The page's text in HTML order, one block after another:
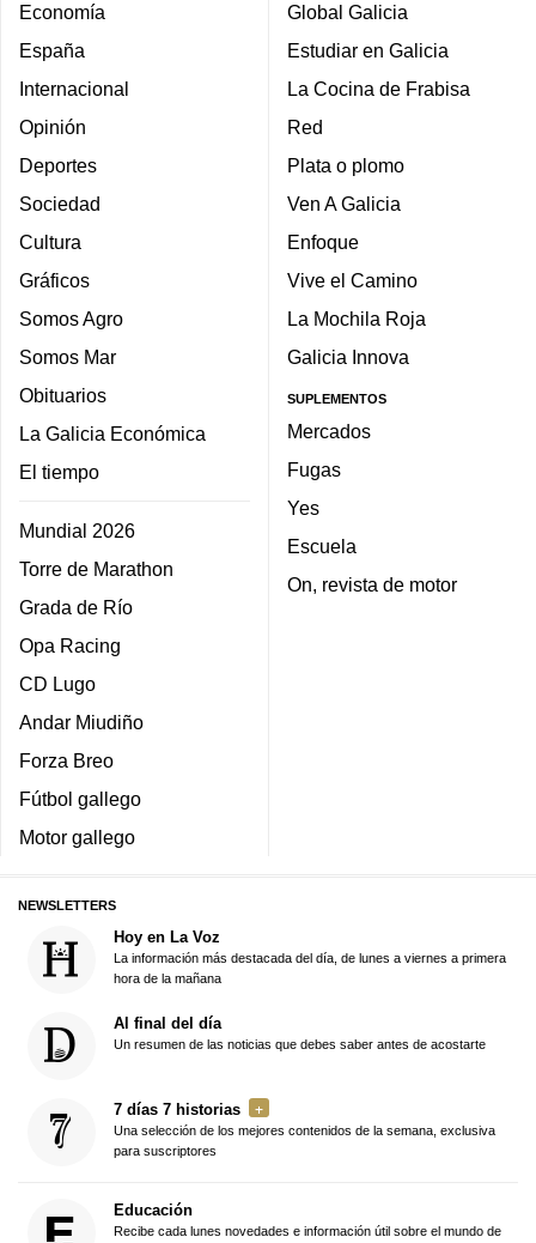
Economía
España
Internacional
Opinión
Deportes
Sociedad
Cultura
Gráficos
Somos Agro
Somos Mar
Obituarios
La Galicia Económica
El tiempo
Mundial 2026
Torre de Marathon
Grada de Río
Opa Racing
CD Lugo
Andar Miudiño
Forza Breo
Fútbol gallego
Motor gallego
Global Galicia
Estudiar en Galicia
La Cocina de Frabisa
Red
Plata o plomo
Ven A Galicia
Enfoque
Vive el Camino
La Mochila Roja
Galicia Innova
SUPLEMENTOS
Mercados
Fugas
Yes
Escuela
On, revista de motor
NEWSLETTERS
Hoy en La Voz
La información más destacada del día, de lunes a viernes a primera
hora de la mañana
Al final del día
Un resumen de las noticias que debes saber antes de acostarte
7 días 7 historias
Una selección de los mejores contenidos de la semana, exclusiva
para suscriptores
Educación
Recibe cada lunes novedades e información útil sobre el mundo de